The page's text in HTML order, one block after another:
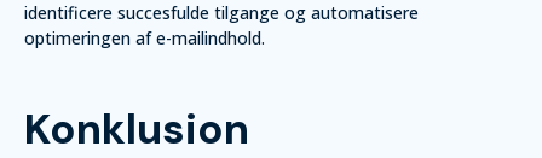
identificere succesfulde tilgange og automatisere
optimeringen af e-mailindhold.
Konklusion